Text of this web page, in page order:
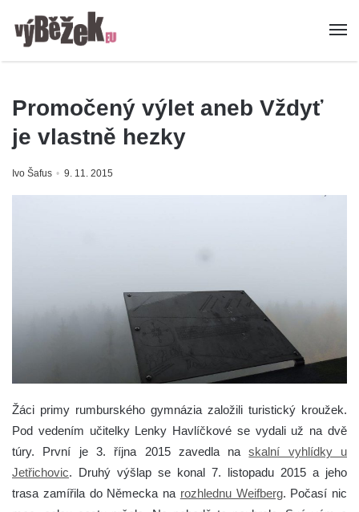
Promočený výlet aneb Vždyť
je vlastně hezky
Ivo Šafus 9. 11. 2015
Žáci primy rumburského gymnázia založili turistický kroužek.
Pod vedením učitelky Lenky Havlíčkové se vydali už na dvě
túry. První je 3. října 2015 zavedla naskalní vyhlídky u
Jetřichovic. Druhý výšlap se konal 7. listopadu 2015 a jeho
trasa zamířila do Německa na rozhlednu Weifberg. Počasí nic